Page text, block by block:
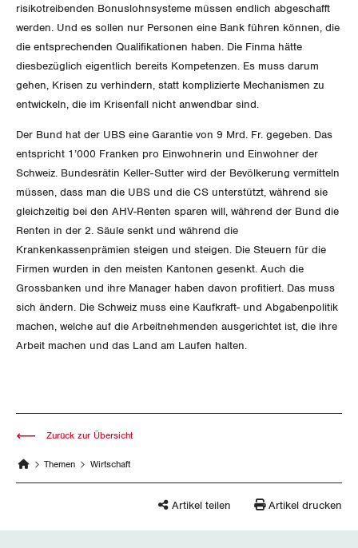
risikotreibenden Bonuslohnsysteme müssen endlich abgeschafft
werden. Und es sollen nur Personen eine Bank führen können, die
die entsprechenden Qualifikationen haben. Die Finma hätte
diesbezüglich eigentlich bereits Kompetenzen. Es muss darum
gehen, Krisen zu verhindern, statt komplizierte Mechanismen zu
entwickeln, die im Krisenfall nicht anwendbar sind.
Der Bund hat der UBS eine Garantie von 9 Mrd. Fr. gegeben. Das
entspricht 1’000 Franken pro Einwohnerin und Einwohner der
Schweiz. Bundesrätin Keller-Sutter wird der Bevölkerung vermitteln
müssen, dass man die UBS und die CS unterstützt, während sie
gleichzeitig bei den AHV-Renten sparen will, während der Bund die
Renten in der 2. Säule senkt und während die
Krankenkassenprämien steigen und steigen. Die Steuern für die
Firmen wurden in den meisten Kantonen gesenkt. Auch die
Grossbanken und ihre Manager haben davon profitiert. Das muss
sich ändern. Die Schweiz muss eine Kaufkraft- und Abgabenpolitik
machen, welche auf die Arbeitnehmenden ausgerichtet ist, die ihre
Arbeit machen und das Land am Laufen halten.
Themen Wirtschaft
Zurück zur Übersicht
Artikel teilen Artikel drucken